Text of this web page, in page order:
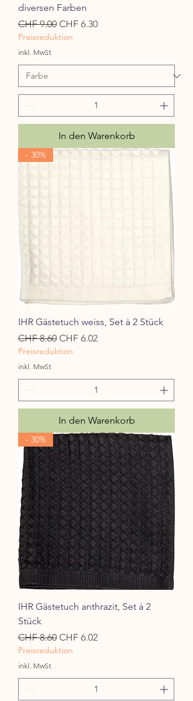
diversen Farben
Standardpreis
CHF 9.00 Sale-Preis
CHF 6.30
Preisreduktion
inkl. MwSt
In den Warenkorb
- 30%
IHR Gästetuch weiss, Set à 2 Stück
Standardpreis
CHF 8.60 Sale-Preis
CHF 6.02
Preisreduktion
inkl. MwSt
In den Warenkorb
- 30%
IHR Gästetuch anthrazit, Set à 2
Stück
Standardpreis
CHF 8.60 Sale-Preis
CHF 6.02
Preisreduktion
inkl. MwSt